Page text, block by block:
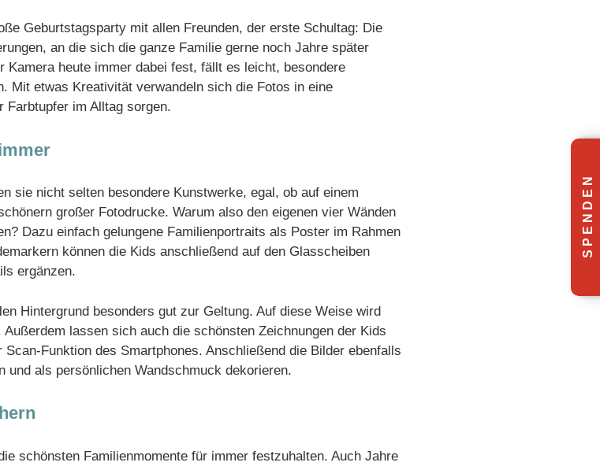
Geburtstagsparty mit allen Freunden, der erste Schultag: Die
an die sich die ganze Familie gerne noch Jahre später
heute immer dabei fest, fällt es leicht, besondere
Mit etwas Kreativität verwandeln sich die Fotos in eine
Farbtupfer im Alltag sorgen.
sie nicht selten besondere Kunstwerke, egal, ob auf einem
großer Fotodrucke. Warum also den eigenen vier Wänden
Dazu einfach gelungene Familienportraits als Poster im Rahmen
können die Kids anschließend auf den Glasscheiben
ergänzen.
Hintergrund besonders gut zur Geltung. Auf diese Weise wird
lassen sich auch die schönsten Zeichnungen der Kids
Funktion des Smartphones. Anschließend die Bilder ebenfalls
als persönlichen Wandschmuck dekorieren.
schönsten Familienmomente für immer festzuhalten. Auch Jahre
S P E N D E N